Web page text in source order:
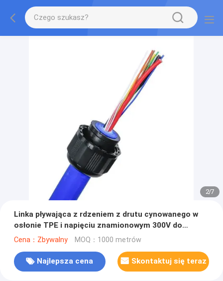
2/7
Linka pływająca z rdzeniem z drutu cynowanego w
osłonie TPE i napięciu znamionowym 300V do
zastosowań podwodnych
Cena：Zbywalny MOQ：1000 metrów
Najlepsza cena Skontaktuj się teraz